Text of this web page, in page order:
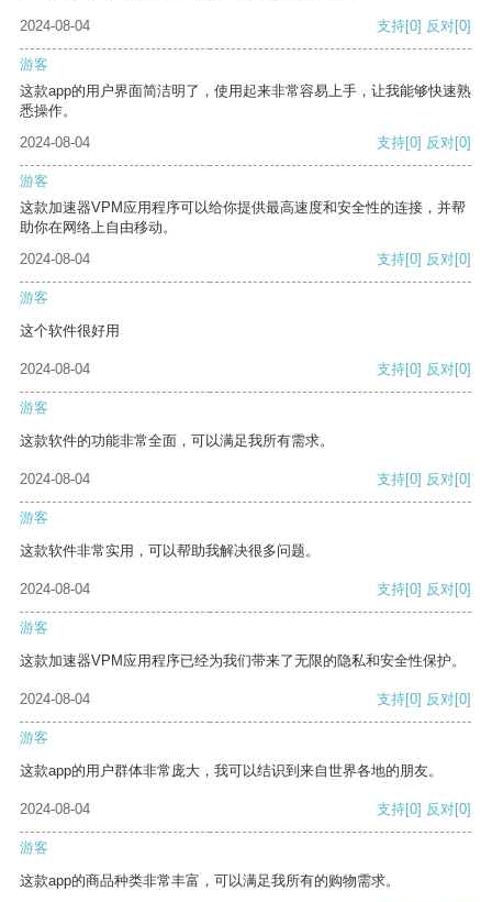
2024-08-04 支持[0] 反对[0]
游客
这款app的用户界面简洁明了，使用起来非常容易上手，让我能够快速熟
悉操作。
2024-08-04
支持[0] 反对[0]
游客
这款加速器VPM应用程序可以给你提供最高速度和安全性的连接，并帮
助你在网络上自由移动。
2024-08-04
支持[0] 反对[0]
游客
这个软件很好用
2024-08-04 支持[0] 反对[0]
游客
这款软件的功能非常全面，可以满足我所有需求。
2024-08-04 支持[0] 反对[0]
游客
这款软件非常实用，可以帮助我解决很多问题。
2024-08-04 支持[0] 反对[0]
游客
这款加速器VPM应用程序已经为我们带来了无限的隐私和安全性保护。
2024-08-04 支持[0] 反对[0]
游客
这款app的用户群体非常庞大，我可以结识到来自世界各地的朋友。
2024-08-04 支持[0] 反对[0]
游客
这款app的商品种类非常丰富，可以满足我所有的购物需求。